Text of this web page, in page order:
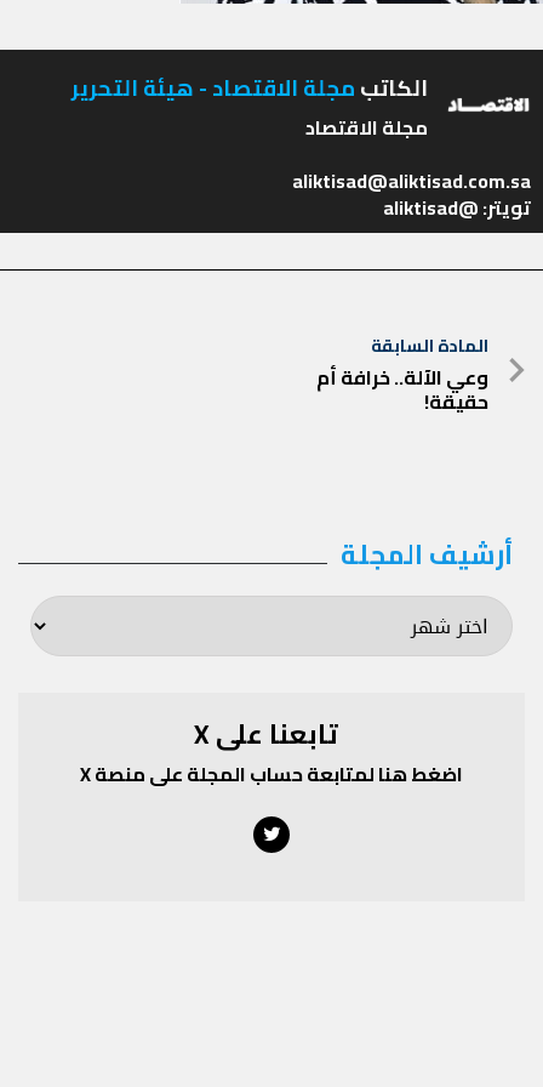
الكاتبمجلة الاقتصاد - هيئة التحرير
تويتر: @aliktisad
تصفّح
المقالات
المادة السابقة
المادة
السابقة
وعي الآلة.. خرافة أم
حقيقة!
أرشيف المجلة أرشيف
المجلة
تابعنا على X
اضغط هنا لمتابعة حساب المجلة على منصة X
Twitter